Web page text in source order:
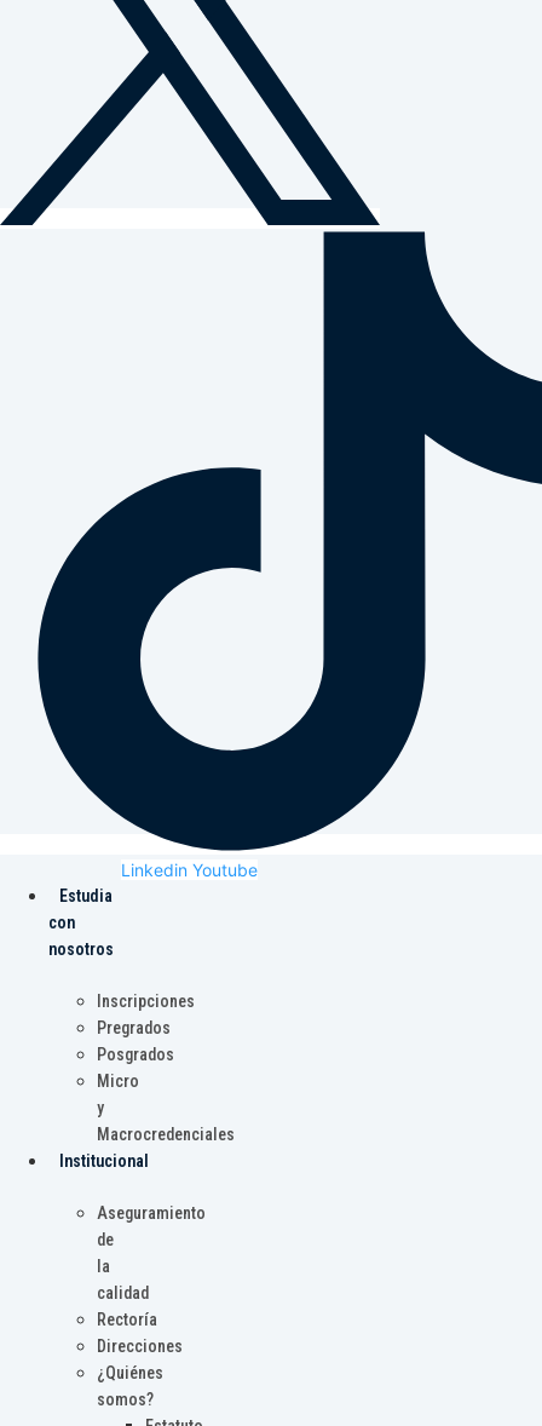
Linkedin Youtube
Estudia
con
nosotros
Inscripciones
Pregrados
Posgrados
Micro
y
Macrocredenciales
Institucional
Aseguramiento
de
la
calidad
Rectoría
Direcciones
¿Quiénes
somos?